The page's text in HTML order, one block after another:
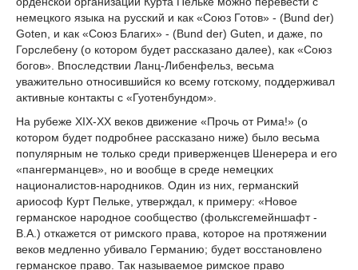
немецкого языка на русский и как «Союз Готов» - (Bund der)
Goten, и как «Союз Благих» - (Bund der) Guten, и даже, по
Горслебену (о котором будет рассказано далее), как «Союз
богов». Впоследствии Ланц-Либенфельз, весьма
уважительно относившийся ко всему готскому, поддерживал
активные контакты с «Гуотенбундом».
На рубеже XIX-XX веков движение «Прочь от Рима!» (о
котором будет подробнее рассказано ниже) было весьма
популярным не только среди приверженцев Шенерера и его
«пангерманцев», но и вообще в среде немецких
националистов-народников. Один из них, германский
ариософ Курт Пельке, утверждал, к примеру: «Новое
германское народное сообщество (фольксгемейншафт -
В.А.) откажется от римского права, которое на протяжении
веков медленно убивало Германию; будет восстановлено
германское право. Так называемое римское право